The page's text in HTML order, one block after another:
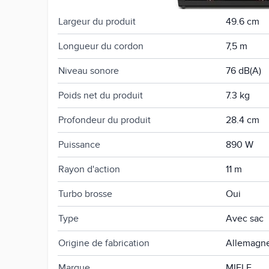
Largeur du produit 49.6 cm
Longueur du cordon 7,5 m
Niveau sonore 76 dB(A)
Poids net du produit 7.3 kg
Profondeur du produit 28.4 cm
Puissance 890 W
Rayon d'action 11 m
Turbo brosse Oui
Type Avec sac
Origine de fabrication